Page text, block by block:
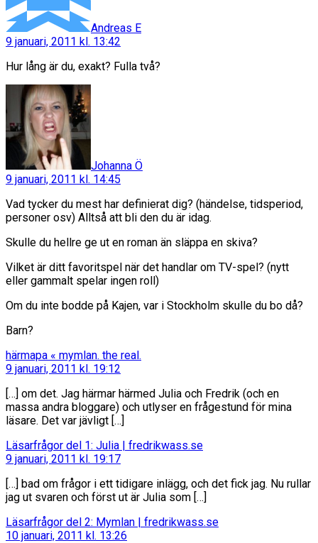
Andreas E
9 januari, 2011 kl. 13:42
Hur lång är du, exakt? Fulla två?
Johanna Ö
9 januari, 2011 kl. 14:45
Vad tycker du mest har definierat dig? (händelse, tidsperiod,
personer osv) Alltså att bli den du är idag.
Skulle du hellre ge ut en roman än släppa en skiva?
Vilket är ditt favoritspel när det handlar om TV-spel? (nytt
eller gammalt spelar ingen roll)
Om du inte bodde på Kajen, var i Stockholm skulle du bo då?
Barn?
härmapa « mymlan. the real.
9 januari, 2011 kl. 19:12
[…] om det. Jag härmar härmed Julia och Fredrik (och en
massa andra bloggare) och utlyser en frågestund för mina
läsare. Det var jävligt […]
Läsarfrågor del 1: Julia | fredrikwass.sesäger:
9 januari, 2011 kl. 19:17
[…] bad om frågor i ett tidigare inlägg, och det fick jag. Nu rullar
jag ut svaren och först ut är Julia som […]
Läsarfrågor del 2: Mymlan | fredrikwass.sesäger:
10 januari, 2011 kl. 13:26